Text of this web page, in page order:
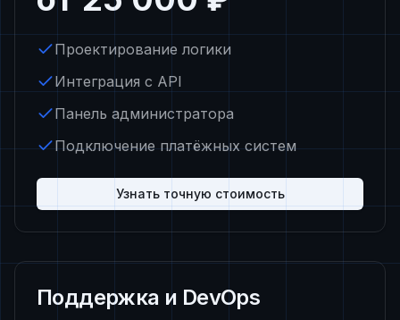
Проектирование логики
Интеграция с API
Панель администратора
Подключение платёжных систем
Узнать точную стоимость
Поддержка и DevOps